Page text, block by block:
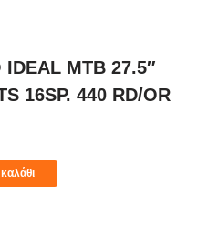
MTB 27.5″
16SP. 440 RD/OR